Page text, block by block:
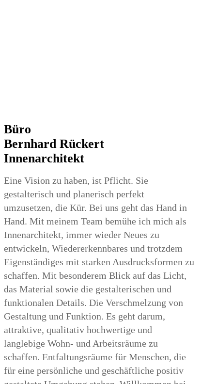
Büro
Bernhard Rückert
Innenarchitekt
Eine Vision zu haben, ist Pflicht. Sie
gestalterisch und planerisch perfekt
umzusetzen, die Kür. Bei uns geht das Hand in
Hand. Mit meinem Team bemühe ich mich als
Innenarchitekt, immer wieder Neues zu
entwickeln, Wiedererkennbares und trotzdem
Eigenständiges mit starken Ausdrucksformen zu
schaffen. Mit besonderem Blick auf das Licht,
das Material sowie die gestalterischen und
funktionalen Details. Die Verschmelzung von
Gestaltung und Funktion. Es geht darum,
attraktive, qualitativ hochwertige und
langlebige Wohn- und Arbeitsräume zu
schaffen. Entfaltungsräume für Menschen, die
für eine persönliche und geschäftliche positiv